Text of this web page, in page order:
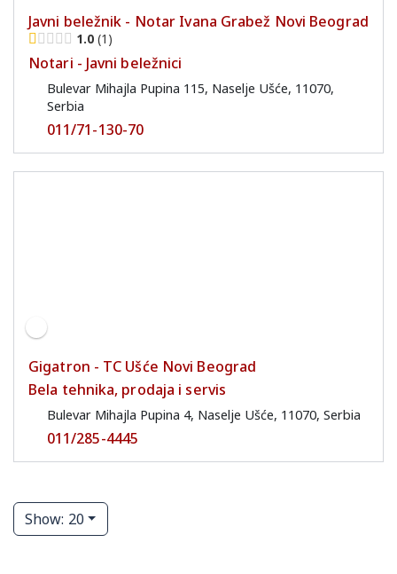
Javni beležnik - Notar Ivana Grabež Novi Beograd
1.0 1
Notari - Javni beležnici
Bulevar Mihajla Pupina 115, Naselje Ušće, 11070,
Serbia
011/71-130-70
Gigatron - TC Ušće Novi Beograd
Bela tehnika, prodaja i servis
Bulevar Mihajla Pupina 4, Naselje Ušće, 11070, Serbia
011/285-4445
Show: 20